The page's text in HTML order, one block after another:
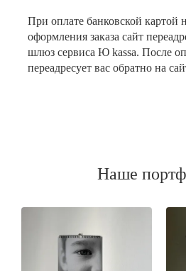
При оплате банковской картой
оформления заказа сайт
шлюз сервиса Ю kassa. После
переадресует вас обратно на
Наше